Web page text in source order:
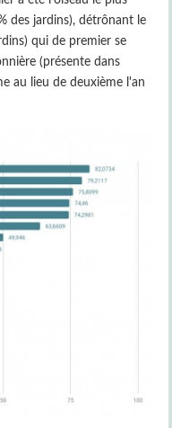
des jardins), détrônant le
qui de premier se
(présente dans
au lieu de deuxième l'an